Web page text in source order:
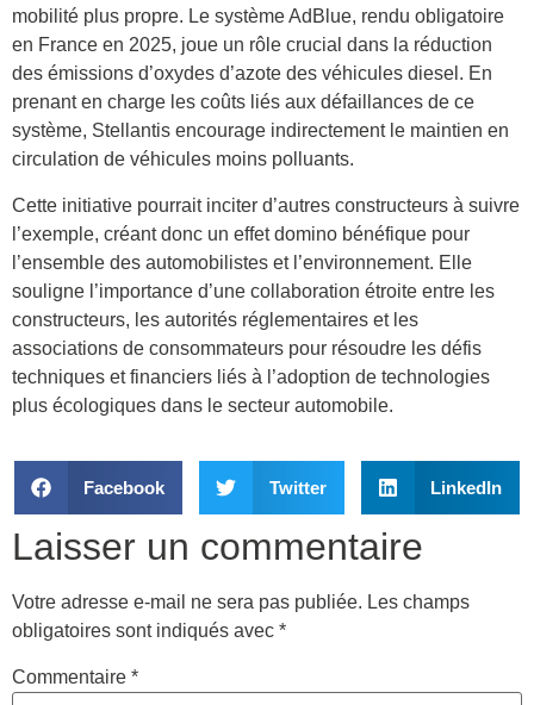
mobilité plus propre. Le système AdBlue, rendu obligatoire
en France en 2025, joue un rôle crucial dans la réduction
des émissions d’oxydes d’azote des véhicules diesel. En
prenant en charge les coûts liés aux défaillances de ce
système, Stellantis encourage indirectement le maintien en
circulation de véhicules moins polluants.
Cette initiative pourrait inciter d’autres constructeurs à suivre
l’exemple, créant donc un effet domino bénéfique pour
l’ensemble des automobilistes et l’environnement. Elle
souligne l’importance d’une collaboration étroite entre les
constructeurs, les autorités réglementaires et les
associations de consommateurs pour résoudre les défis
techniques et financiers liés à l’adoption de technologies
plus écologiques dans le secteur automobile.
Facebook Twitter LinkedIn
Laisser un commentaire
Votre adresse e-mail ne sera pas publiée. Les champs
obligatoires sont indiqués avec *
Commentaire *